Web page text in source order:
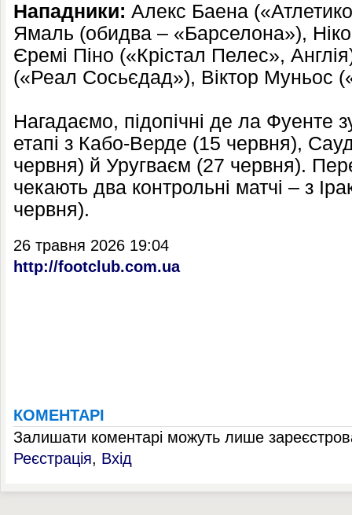
Нападники: Алекс Баена
Ямаль (обидва – «Барселона»),
Єремі Піно («Крістал Пелес»,
(«Реал Сосьєдад»), Віктор Муньос
Нагадаємо, підопічні де ла Фуенте
етапі з Кабо-Верде (15 червня),
червня) й Уругваєм (27 червня).
чекають два контрольні матчі – з
червня).
26 травня 2026 19:04
http://footclub.com.ua
КОМЕНТАРІ
Залишати коментарі можуть лише
Реєстрація, Вхід